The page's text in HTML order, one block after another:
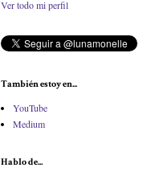
Ver todo mi perfil
También estoy en...
YouTube
Medium
Hablo de...